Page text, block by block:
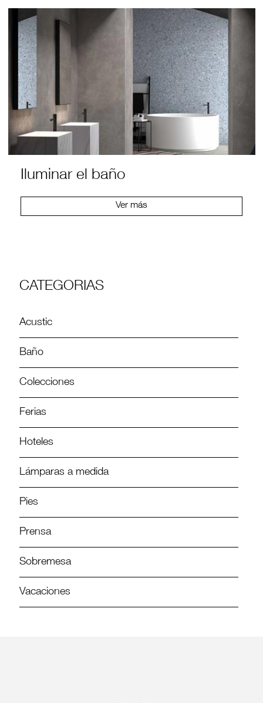
Iluminar el baño
Ver más
CATEGORIAS
Acustic
Baño
Colecciones
Ferias
Hoteles
Lámparas a medida
Pies
Prensa
Sobremesa
Vacaciones